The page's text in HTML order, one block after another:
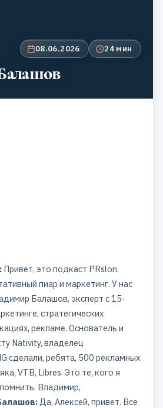
08.06.2026 24 мин
Привет, это подкаст PRslon.
пиар и маркетинг. У нас
Балашов, эксперт с 15-
стратегических
рекламе. Основатель и
Nativity, владелец
сделали, ребята, 500 рекламных
VTB, Libres. Это те, кого я
Владимир,
Да, Алексей, привет. Все